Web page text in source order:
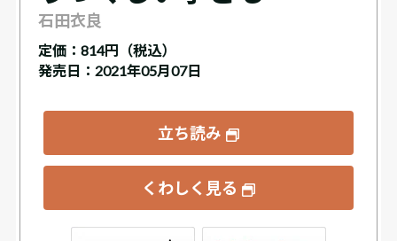
石田衣良
定価： 814円（税込）
発売日：2021年05月07日
立ち読み
くわしく見る